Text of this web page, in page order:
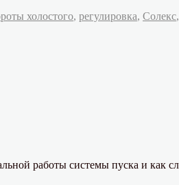
холостого, регулировка, Солекс,
работы системы пуска и как